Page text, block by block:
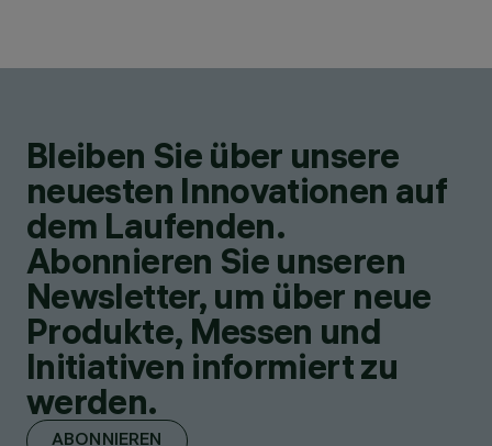
Bleiben Sie über unsere
neuesten Innovationen auf
dem Laufenden.
Abonnieren Sie unseren
Newsletter, um über neue
Produkte, Messen und
Initiativen informiert zu
werden.
ABONNIEREN